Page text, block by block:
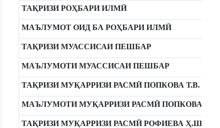
ТАҚРИЗИ РОҲБАРИ ИЛМӢ
МАЪЛУМОТ ОИД БА РОҲБАРИ ИЛМӢ
ТАҚРИЗИ МУАССИСАИ ПЕШБАР
МАЪЛУМОТИ МУАССИСАИ ПЕШБАР
ТАҚРИЗИ МУҚАРРИЗИ РАСМӢ ПОПКОВА Т.В.
МАЪЛУМОТИ МУҚАРРИЗИ РАСМӢ ПОПКОВА Т.В.
ТАҚРИЗИ МУҚАРРИЗИ РАСМӢ РОФИЕВА Ҳ.Ш.